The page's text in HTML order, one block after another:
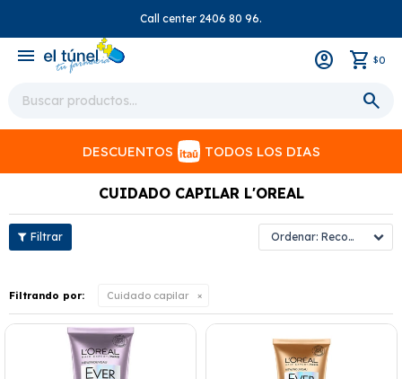
Call center 2406 80 96.
menu $0
DESCUENTOS TODOS LOS DIAS
CUIDADO CAPILAR L'OREAL
Recomendados
Filtrando por: Cuidado capilar
close